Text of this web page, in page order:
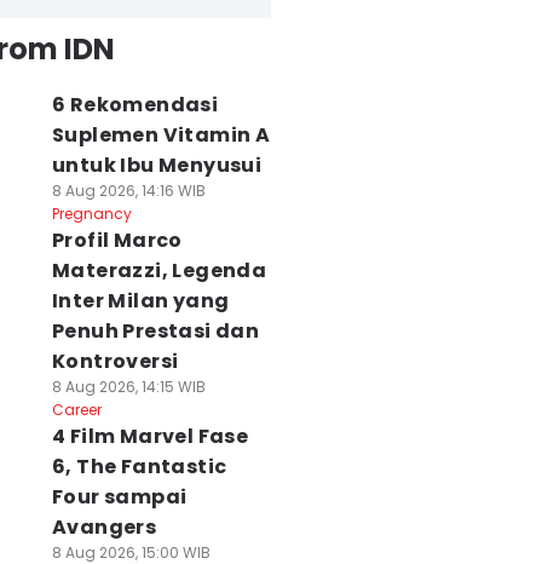
IDN
6 Rekomendasi
Suplemen Vitamin A
untuk Ibu Menyusui
8 Aug 2026, 14:16 WIB
Pregnancy
Profil Marco
Materazzi, Legenda
Inter Milan yang
Penuh Prestasi dan
Kontroversi
8 Aug 2026, 14:15 WIB
Career
4 Film Marvel Fase
6, The Fantastic
Four sampai
Avangers
8 Aug 2026, 15:00 WIB